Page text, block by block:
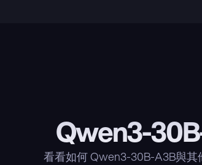
Qwen3-
看看如何 Qwen3-30B-A3B與其